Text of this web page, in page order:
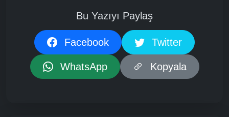
Bu Yazıyı Paylaş
Facebook Twitter
WhatsApp Kopyala